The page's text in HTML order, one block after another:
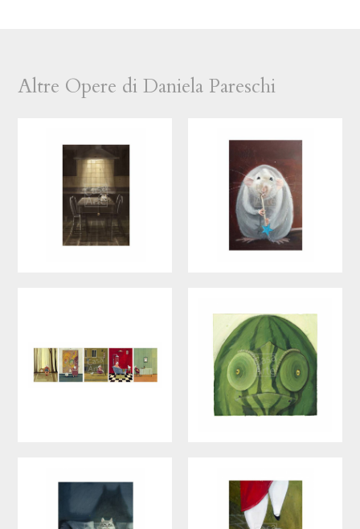
Altre Opere di Daniela Pareschi